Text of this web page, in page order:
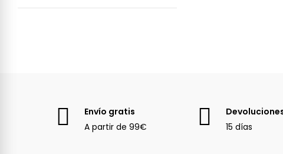
Envío gratis
A partir de 99€
15 días